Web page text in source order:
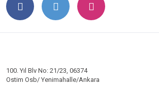
100. Yıl Blv No: 21/23, 06374
Ostim Osb/ Yenimahalle/Ankara